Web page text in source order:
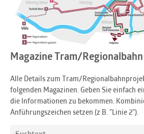
Magazine Tram/Regionalbahn
Alle Details zum Tram/
folgenden Magazinen. Geben Sie einfach
die Informationen zu bekommen.
Anführungszeichen setzen (z.B. "Linie 2").